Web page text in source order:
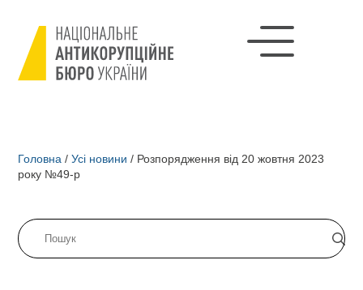
Головна / Усі новини / Розпорядження від 20 жовтня 2023
року №49-р